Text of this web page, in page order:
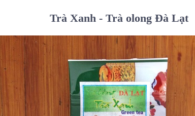
Trà Xanh - Trà olong Đà Lạt